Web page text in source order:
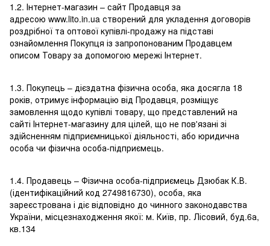
1.2. Інтернет-магазин – сайт Продавця за
адресою www.lito.in.ua створений для укладення договорів
роздрібної та оптової купівлі-продажу на підставі
ознайомлення Покупця із запропонованим Продавцем
описом Товару за допомогою мережі Інтернет.
1.3. Покупець – дієздатна фізична особа, яка досягла 18
років, отримує інформацію від Продавця, розміщує
замовлення щодо купівлі товару, що представлений на
сайті Інтернет-магазину для цілей, що не пов'язані зі
здійсненням підприємницької діяльності, або юридична
особа чи фізична особа-підприємець.
1.4. Продавець – Фізична особа-підприємець Дзюбак К.В.
(ідентифікаційний код 2749816730), особа, яка
зареєстрована і діє відповідно до чинного законодавства
України, місцезнаходження якої: м. Київ, пр. Лісовий, буд.6а,
кв.134